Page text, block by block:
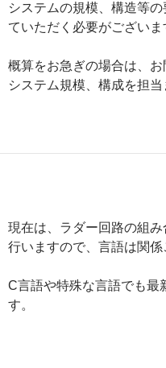
動
システムの規模、構造等
ていただく必要がございま
概算をお急ぎの場合は、
システム規模、構成を担当
現在は、ラダー回路の組
行いますので、言語は関係
C言語や特殊な言語でも最
す。